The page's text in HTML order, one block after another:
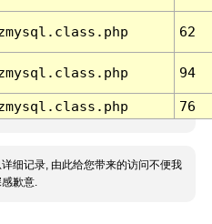
62
94
76
细记录, 由此给您带来的访问不便我
歉意.